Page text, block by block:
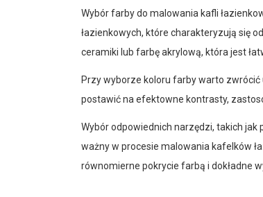
Wybór farby do malowania kafli
łazienkowych, które charakteryzują się
ceramiki lub farbę akrylową, która jest
Przy wyborze koloru farby warto zwrócić
postawić na efektowne kontrasty,
Wybór odpowiednich narzędzi, takich jak
ważny w procesie malowania kafelków
równomierne pokrycie farbą i dokładne